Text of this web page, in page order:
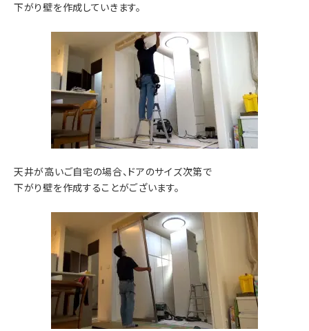
下がり壁を作成していきます。
天井が高いご自宅の場合、ドアのサイズ次第で
下がり壁を作成することがございます。